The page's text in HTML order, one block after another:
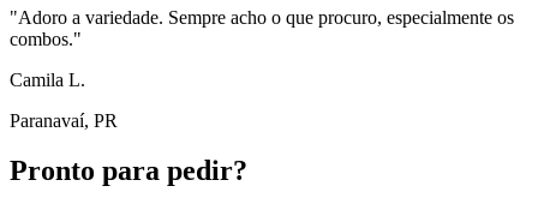
"Adoro a variedade. Sempre acho o que procuro, especialmente os
combos."
Camila L.
Paranavaí, PR
Pronto para pedir?